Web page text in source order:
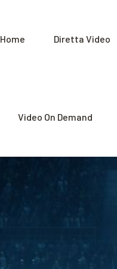
Home Diretta Video
Video On Demand